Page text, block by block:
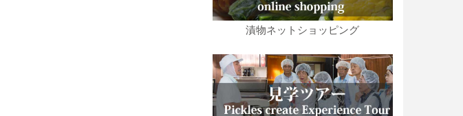
漬物ネットショッピング